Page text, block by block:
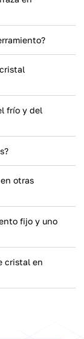
frío y del
otras
fijo y uno
cristal en